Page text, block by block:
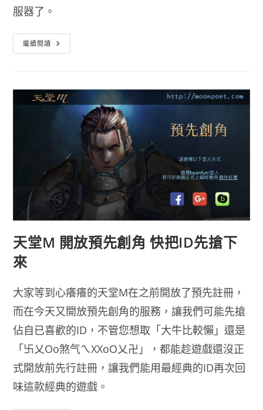
服器了。
繼續閱讀 天
堂
先
載
好
車
天堂M 開放預先創角 快把ID先搶下
來
大家等到心癢癢的天堂M在之前開放了預先註冊，
而在今天又開放預先創角的服務，讓我們可能先搶
佔自已喜歡的ID，不管您想取「大牛比較懶」還是
「卐乂Oo煞气ㄟXXoO乂卍」，都能趁遊戲還沒正
式開放前先行註冊，讓我們能用最經典的ID再次回
味這款經典的遊戲。